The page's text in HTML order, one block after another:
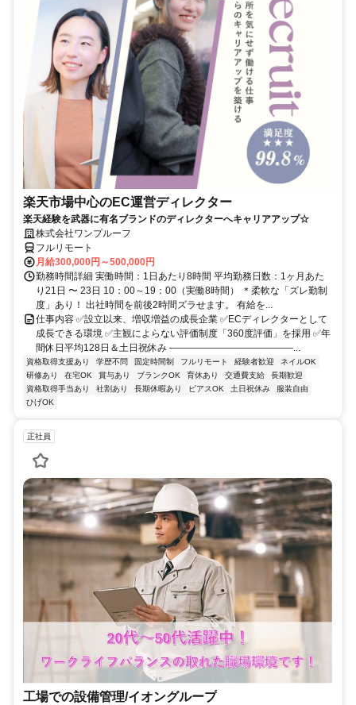
楽天市場中心のEC運営ディレクター
楽天経験を武器に有名ブランドのディレクターへキャリアアップ☆
株式会社ワンプルーフ
フルリモート
月給300,000円～500,000円
勤務時間詳細 実働時間：1日あたり8時間 平均勤務日数：1ヶ月あた
り21日 〜 23日 10：00～19：00（実働8時間） ＊柔軟な「ズレ勤制
度」あり！ 出社時間を前後2時間ズラせます。 有給を...
仕事内容 ✅設立以来、増収増益の成長企業 ✅ECディレクターとして
成長できる環境 ✅主観によらない評価制度「360度評価」を採用 ✅年
間休日平均128日＆土日祝休み ―――――――――――――...
資格取得支援あり 学歴不問 固定時間制 フルリモート 経験者歓迎
ネイルOK
研修あり
在宅OK 賞与あり ブランクOK 育休あり 交通費支給
長期歓迎
資格取得手当あり
社割あり 長期休暇あり ピアスOK 土日祝休み
服装自由
ひげOK
正社員
工場での設備管理/イオングループ